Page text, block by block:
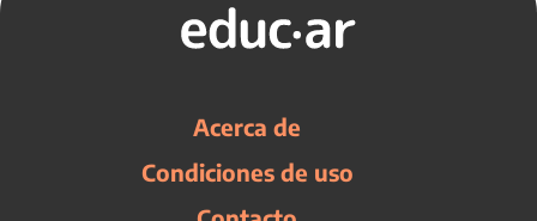
Acerca de
Condiciones de uso